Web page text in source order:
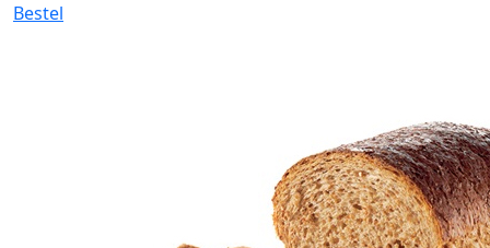
Bestel